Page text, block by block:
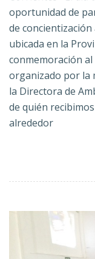
oportunidad de
de
ubicada en la
conmemoración
organizado por la
la Directora de
de quién
alrededor